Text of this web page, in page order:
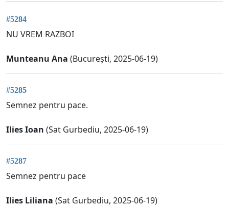
#5284
NU VREM RAZBOI
Munteanu Ana (București, 2025-06-19)
#5285
Semnez pentru pace.
Ilies Ioan (Sat Gurbediu, 2025-06-19)
#5287
Semnez pentru pace
Ilies Liliana (Sat Gurbediu, 2025-06-19)